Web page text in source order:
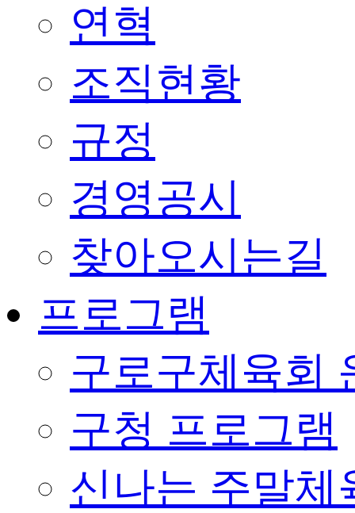
연혁
조직현황
규정
경영공시
찾아오시는길
프로그램
구로구체육회
구청 프로그램
신나는 주말체